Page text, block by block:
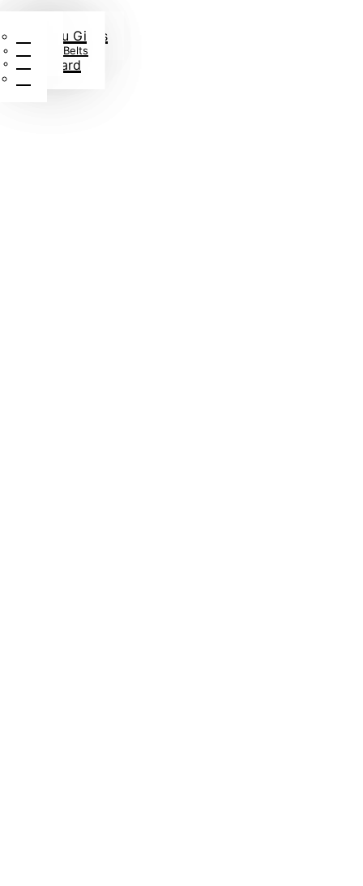
Kids\’ Judo Gis
Judo Belt Rolls
Judo Bags
Judo Gifts
Judo Books
Gi Fabric
Jiu-Jitsu Gi
Jiu-Jitsu Belts
Rashguard
FAQs